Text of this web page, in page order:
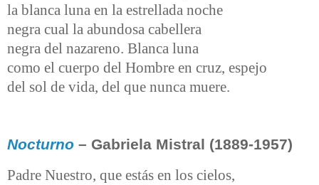
la blanca luna en la estrellada noche
negra cual la abundosa cabellera
negra del nazareno. Blanca luna
como el cuerpo del Hombre en cruz, espejo
del sol de vida, del que nunca muere.
Nocturno – Gabriela Mistral (1889-1957)
Padre Nuestro, que estás en los cielos,